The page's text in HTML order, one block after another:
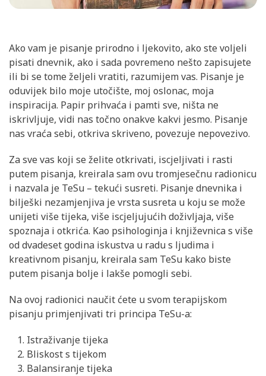
Ako vam je pisanje prirodno i ljekovito, ako ste voljeli
pisati dnevnik, ako i sada povremeno nešto zapisujete
ili bi se tome željeli vratiti, razumijem vas. Pisanje je
oduvijek bilo moje utočište, moj oslonac, moja
inspiracija. Papir prihvaća i pamti sve, ništa ne
iskrivljuje, vidi nas točno onakve kakvi jesmo. Pisanje
nas vraća sebi, otkriva skriveno, povezuje nepovezivo.
Za sve vas koji se želite otkrivati, iscjeljivati i rasti
putem pisanja, kreirala sam ovu tromjesečnu radionicu
i nazvala je TeSu – tekući susreti. Pisanje dnevnika i
bilješki nezamjenjiva je vrsta susreta u koju se može
unijeti više tijeka, više iscjeljujućih doživljaja, više
spoznaja i otkrića. Kao psihologinja i književnica s više
od dvadeset godina iskustva u radu s ljudima i
kreativnom pisanju, kreirala sam TeSu kako biste
putem pisanja bolje i lakše pomogli sebi.
Na ovoj radionici naučit ćete u svom terapijskom
pisanju primjenjivati tri principa TeSu-a:
Istraživanje tijeka
Bliskost s tijekom
Balansiranje tijeka